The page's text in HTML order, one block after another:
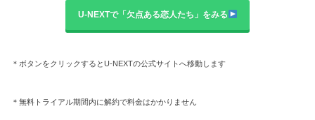
U-NEXTで「欠点ある恋人たち」をみる
＊ボタンをクリックするとU-NEXTの公式サイトへ移動します
＊無料トライアル期間内に解約で料金はかかりません